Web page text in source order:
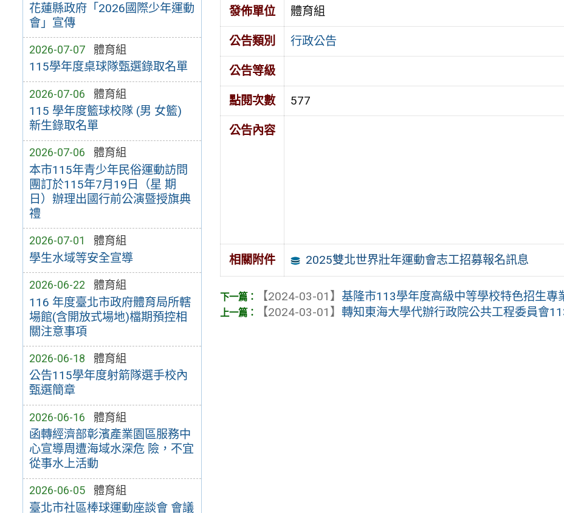
花蓮縣政府「2026國際少年運動
會」宣傳
2026-07-07 體育組
115學年度桌球隊甄選錄取名單
2026-07-06 體育組
115 學年度籃球校隊 (男 女籃)
新生錄取名單
2026-07-06 體育組
本市115年青少年民俗運動訪問
團訂於115年7月19日（星 期
日）辦理出國行前公演暨授旗典
禮
2026-07-01 體育組
學生水域等安全宣導
2026-06-22 體育組
116 年度臺北市政府體育局所轄
場館(含開放式場地)檔期預控相
關注意事項
2026-06-18 體育組
公告115學年度射箭隊選手校內
甄選簡章
2026-06-16 體育組
函轉經濟部彰濱產業園區服務中
心宣導周遭海域水深危 險，不宜
從事水上活動
2026-06-05 體育組
臺北市社區棒球運動座談會 會議
發佈單位 體育組
公告類別 行政公告
公告等級
點閱次數 577
公告內容
相關附件 2025雙北世界壯年運動會志工招募報名訊息
【2024-03-01】基隆市113學年度高級中等學校特色招生專
【2024-03-01】轉知東海大學代辦行政院公共工程委員會